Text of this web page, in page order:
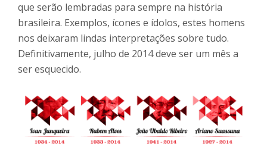
que serão lembradas para sempre na história
brasileira. Exemplos, ícones e ídolos, estes homens
nos deixaram lindas interpretações sobre tudo.
Definitivamente, julho de 2014 deve ser um mês a
ser esquecido.